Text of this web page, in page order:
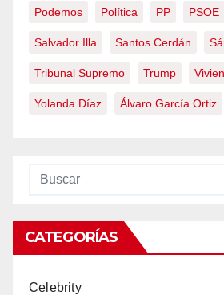
Podemos Política PP PSOE
Salvador Illa Santos Cerdán
Tribunal Supremo Trump
Yolanda Díaz Álvaro García Ortiz
CATEGORÍAS
Celebrity